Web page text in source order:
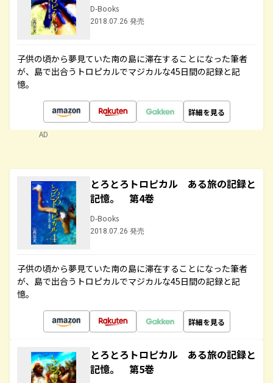
D-Books
2018.07.26 発売
子供の頃から夢見ていた南の島に滞在することになった筆者
が、島で出合うトロピカルでマジカルな45日間の記録と記
憶。
詳細を見る
AD
とろとろトロピカル ある旅の記録と
記憶。 第4巻
D-Books
2018.07.26 発売
子供の頃から夢見ていた南の島に滞在することになった筆者
が、島で出合うトロピカルでマジカルな45日間の記録と記
憶。
詳細を見る
とろとろトロピカル ある旅の記録と
記憶。 第5巻